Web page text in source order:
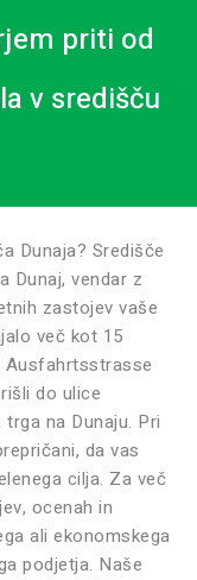
priti od
v središču
Dunaja? Središče
Dunaj, vendar z
zastojev vaše
več kot 15
do ulice
na Dunaju. Pri
da vas
cilja. Za več
ocenah in
ali ekonomskega
podjetja. Naše